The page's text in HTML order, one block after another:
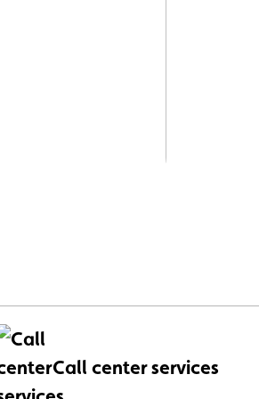
Call center services